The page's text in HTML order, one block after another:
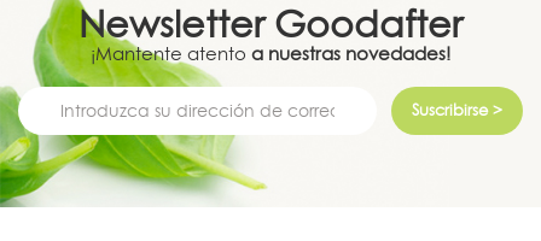
Newsletter Goodafter
¡Mantente atento a nuestras novedades!
Suscribirse >